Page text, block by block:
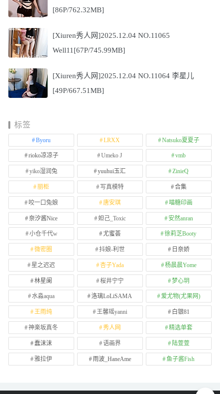
[86P/762.32MB]
[Xiuren秀人网]2025.12.04 NO.11065
Well11[67P/745.99MB]
[Xiuren秀人网]2025.12.04 NO.11064 李星儿
[49P/667.51MB]
标签
Byoru LRXX Natsuko夏夏子
rioko凉凉子 Umeko J vmb
yiko湿润兔 yuuhui玉汇 ZinieQ
丽柜 写真模特 合集
咬一口兔娘 唐安琪 喵糖印画
奈汐酱Nice 妲己_Toxic 安然anran
小仓千代w 尤蜜荟 徐莉芝Booty
微密圈 抖娘-利世 日奈娇
星之迟迟 杏子Yada 杨晨晨Yome
林星阑 桜井宁宁 梦心玥
水淼aqua 洛璃LoLiSAMA 爱尤物(尤果网)
王雨纯 王馨瑶yanni 白银81
神楽坂真冬 秀人网 精选单套
蠢沫沫 语画界 陆萱萱
雅拉伊 雨波_HaneAme 鱼子酱Fish